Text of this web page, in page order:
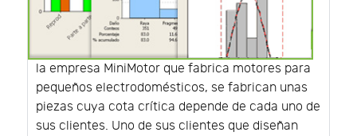
la empresa MiniMotor que fabrica motores para
pequeños electrodomésticos, se fabrican unas
piezas cuya cota crítica depende de cada uno de
sus clientes. Uno de sus clientes que diseñan